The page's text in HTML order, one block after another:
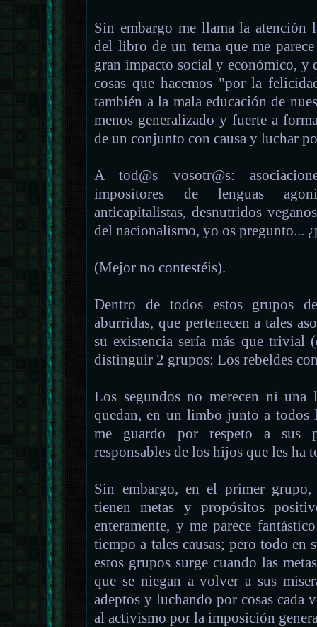
Sin embargo me llama la atención
del libro de un tema que me
gran impacto social y económico, y
cosas que hacemos "por la
también a la mala educación de
menos generalizado y fuerte a
de un conjunto con causa y luchar
A tod@s vosotr@s:
impositores de lenguas
anticapitalistas, desnutridos
del nacionalismo, yo os pregunto...
(Mejor no contestéis).
Dentro de todos estos grupos
aburridas, que pertenecen a tales
su existencia sería más que trivial
distinguir 2 grupos: Los rebeldes
Los segundos no merecen ni
quedan, en un limbo junto a todos
me guardo por respeto a sus
responsables de los hijos que les ha
Sin embargo, en el primer grupo,
tienen metas y propósitos
enteramente, y me parece
tiempo a tales causas; pero todo en
estos grupos surge cuando las
que se niegan a volver a sus
adeptos y luchando por cosas cada
al activismo por la imposición